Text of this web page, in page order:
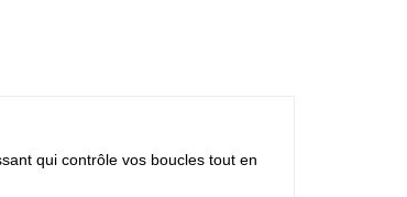
qui contrôle vos boucles tout en